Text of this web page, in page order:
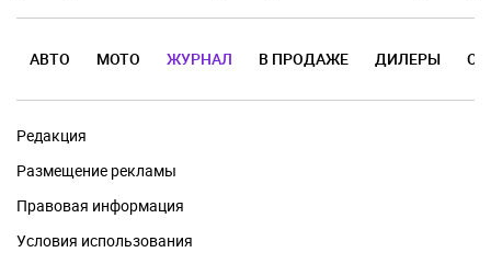
АВТО МОТО ЖУРНАЛ В ПРОДАЖЕ ДИЛЕРЫ
Редакция
Размещение рекламы
Правовая информация
Условия использования